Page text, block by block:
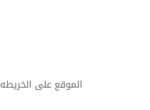
الموقع على الخريطه